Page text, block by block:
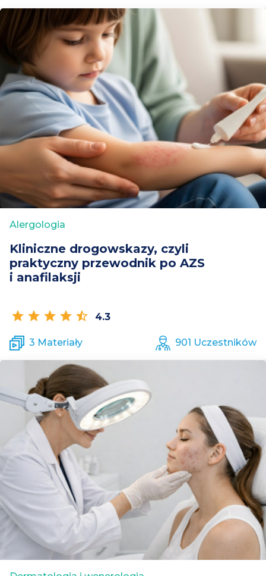
Alergologia
Kliniczne drogowskazy, czyli
praktyczny przewodnik po AZS
i anafilaksji
star star star star star_half 4.3
3 Materiały 901 Uczestników